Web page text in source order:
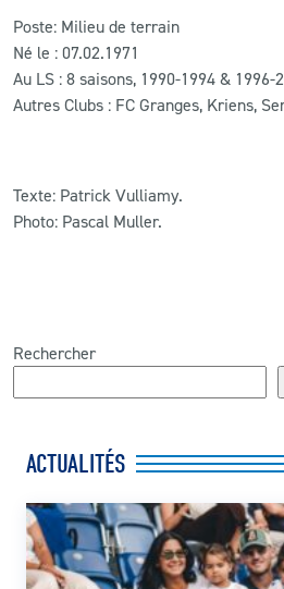
Poste: Milieu de terrain
Né le : 07.02.1971
Au LS : 8 saisons, 1990-1994 & 1996-
Autres Clubs : FC Granges, Kriens,
Texte: Patrick Vulliamy.
Photo: Pascal Muller.
Rechercher
ACTUALITÉS